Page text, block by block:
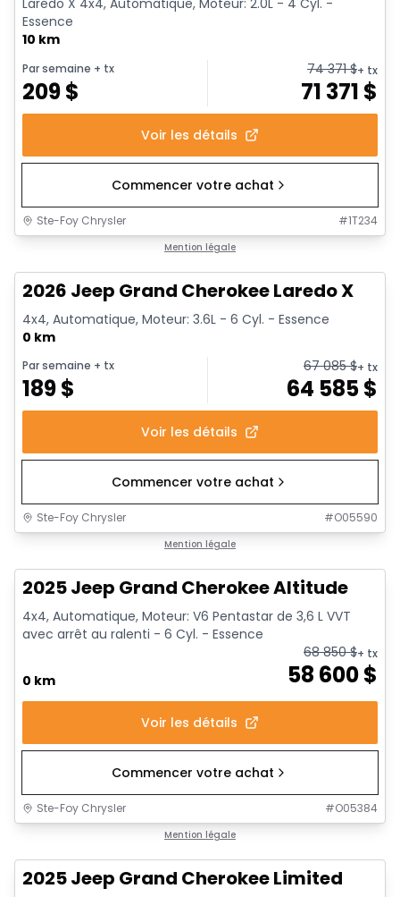
Essence
10 km
Par semaine + tx
209$
74 371$+ tx
71 371 $
Voir les détails
Commencer votre achat
Ste-Foy Chrysler #1T234
Mention légale
2026 Jeep Grand Cherokee Laredo X
4x4, Automatique, Moteur: 3.6L - 6 Cyl. - Essence
0 km
Par semaine + tx
189$
67 085$+ tx
64 585$
Voir les détails
Commencer votre achat
Ste-Foy Chrysler #O05590
Mention légale
2025 Jeep Grand Cherokee Altitude
4x4, Automatique, Moteur: V6 Pentastar de 3,6 L VVT
avec arrêt au ralenti - 6 Cyl. - Essence
0 km 58 600$
68 850$+ tx
Voir les détails
Commencer votre achat
Ste-Foy Chrysler #O05384
Mention légale
2025 Jeep Grand Cherokee Limited